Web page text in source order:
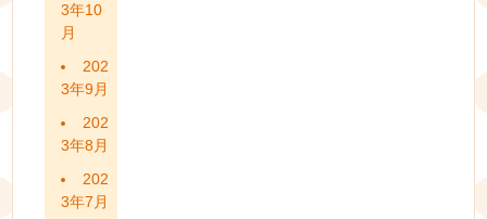
3年10
月
202
3年9月
202
3年8月
202
3年7月